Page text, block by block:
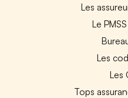
Les
Le
Les
Les
Tops